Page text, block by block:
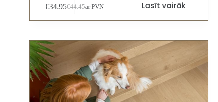
€44.45
€34.95 ar PVN Lasīt vairāk